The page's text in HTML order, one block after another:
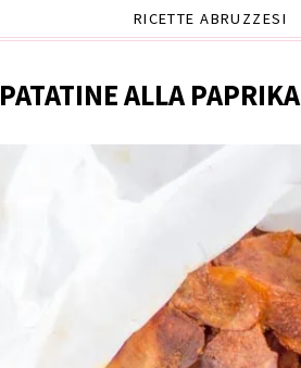
RICETTE ABRUZZESI
PATATINE ALLA PAPRIKA